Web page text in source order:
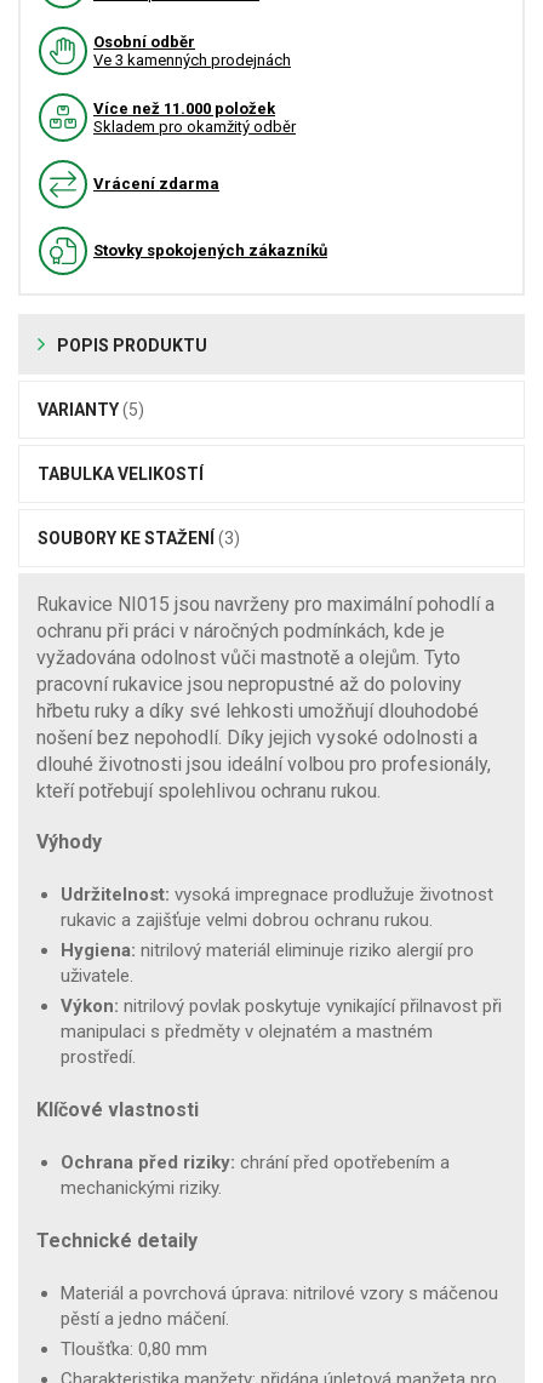
Osobní odběr
Ve 3 kamenných prodejnách
Více než 11.000 položek
Skladem pro okamžitý odběr
Vrácení zdarma
Stovky spokojených zákazníků
POPIS PRODUKTU
VARIANTY(5)
TABULKA VELIKOSTÍ
SOUBORY KE STAŽENÍ (3)
Rukavice NI015 jsou navrženy pro maximální pohodlí a
ochranu při práci v náročných podmínkách, kde je
vyžadována odolnost vůči mastnotě a olejům. Tyto
pracovní rukavice jsou nepropustné až do poloviny
hřbetu ruky a díky své lehkosti umožňují dlouhodobé
nošení bez nepohodlí. Díky jejich vysoké odolnosti a
dlouhé životnosti jsou ideální volbou pro profesionály,
kteří potřebují spolehlivou ochranu rukou.
Výhody
Udržitelnost: vysoká impregnace prodlužuje životnost
rukavic a zajišťuje velmi dobrou ochranu rukou.
Hygiena: nitrilový materiál eliminuje riziko alergií pro
uživatele.
Výkon: nitrilový povlak poskytuje vynikající přilnavost při
manipulaci s předměty v olejnatém a mastném
prostředí.
Klíčové vlastnosti
Ochrana před riziky: chrání před opotřebením a
mechanickými riziky.
Technické detaily
Materiál a povrchová úprava: nitrilové vzory s máčenou
pěstí a jedno máčení.
Tloušťka: 0,80 mm